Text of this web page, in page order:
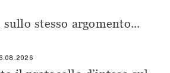
stesso argomento...